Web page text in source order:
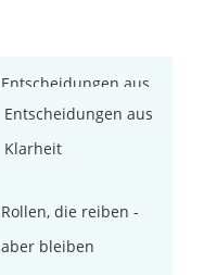
Entscheidungen aus
Gewohnheit
Entscheidungen aus
Klarheit
Rollen, die reiben -
aber bleiben